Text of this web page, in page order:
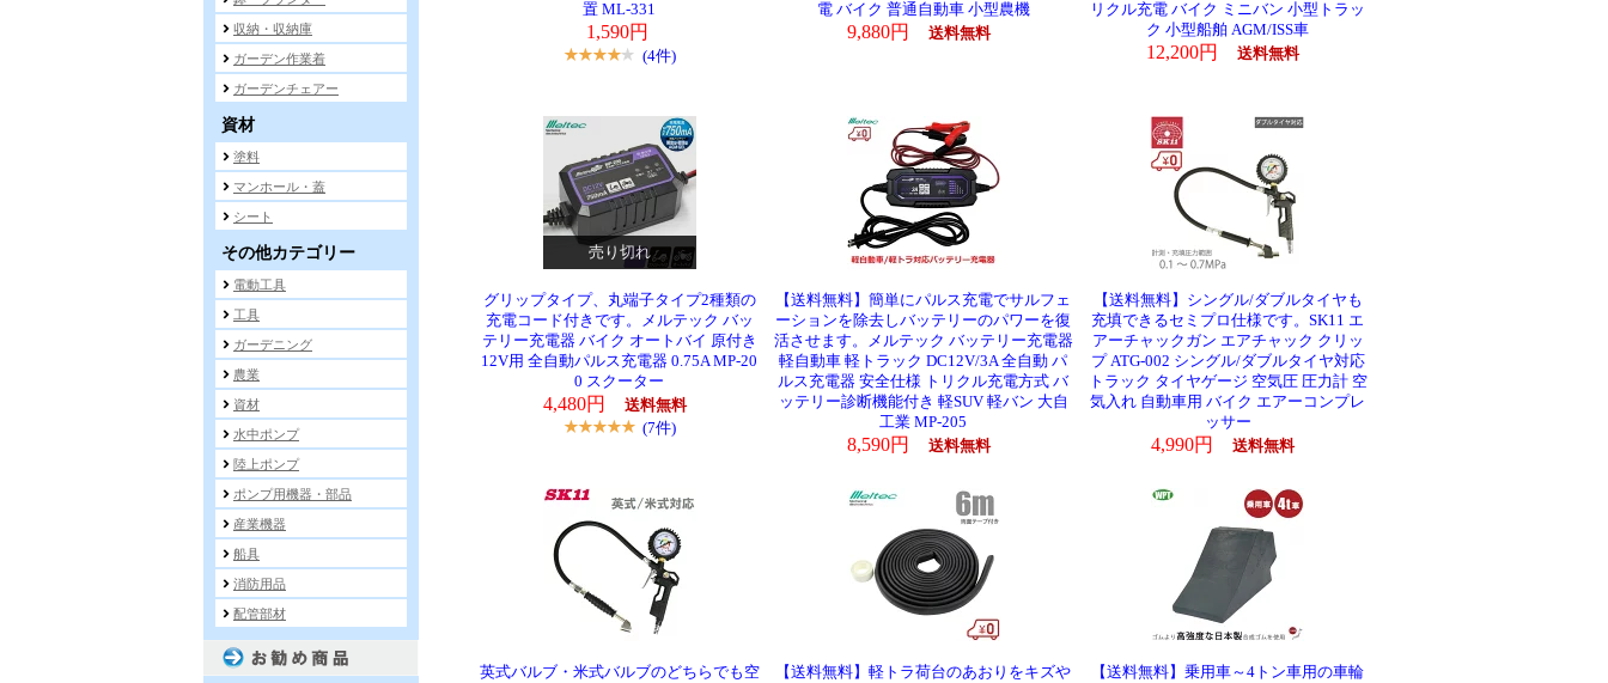
置 ML-331
1,590円
(4件)
電 バイク 普通自動車 小型農機
9,880円 送料無料
リクル充電 バイク ミニバン 小型トラッ
ク 小型船舶 AGM/ISS車
12,200円 送料無料
売り切れ
グリップタイプ、丸端子タイプ2種類の
充電コード付きです。メルテック バッ
テリー充電器 バイク オートバイ 原付き
12V用 全自動パルス充電器 0.75A MP-20
0 スクーター
4,480円 送料無料
(7件)
【送料無料】簡単にパルス充電でサルフェ
ーションを除去しバッテリーのパワーを復
活させます。メルテック バッテリー充電器
軽自動車 軽トラック DC12V/3A 全自動 パ
ルス充電器 安全仕様 トリクル充電方式 バ
ッテリー診断機能付き 軽SUV 軽バン 大自
工業 MP-205
8,590円 送料無料
【送料無料】シングル/ダブルタイヤも
充填できるセミプロ仕様です。SK11 エ
アーチャックガン エアチャック クリッ
プ ATG-002 シングル/ダブルタイヤ対応
トラック タイヤゲージ 空気圧 圧力計 空
気入れ 自動車用 バイク エアーコンプレ
ッサー
4,990円 送料無料
英式バルブ・米式バルブのどちらでも空
【送料無料】軽トラ荷台のあおりをキズや
【送料無料】乗用車～4トン車用の車輪